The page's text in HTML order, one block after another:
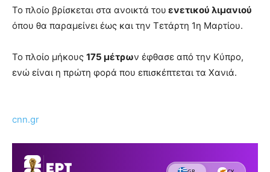
Το πλοίο βρίσκεται στα ανοικτά του ενετικού λιμανιού
όπου θα παραμείνει έως και την Τετάρτη 1η Μαρτίου.
Το πλοίο μήκους 175 μέτρων έφθασε από την Κύπρο,
ενώ είναι η πρώτη φορά που επισκέπτεται τα Χανιά.
cnn.gr